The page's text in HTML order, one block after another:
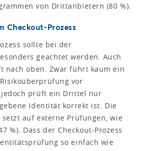
von Drittanbietern (80 %).
Checkout-Prozess
sollte bei der
geachtet werden. Auch
nach oben. Zwar führt kaum ein
vor
prüft ein Drittel nur
Identität korrekt ist. Die
auf externe Prüfungen, wie
%). Dass der Checkout-Prozess
so einfach wie